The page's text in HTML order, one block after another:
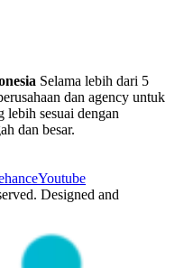
Selama lebih dari 5
dan agency untuk
lebih sesuai dengan
dan besar.
Youtube
Designed and